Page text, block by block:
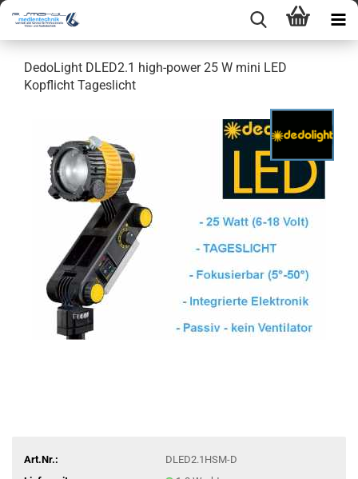
DedoLight DLED2.1 high-power 25 W mini LED
Kopflicht Tageslicht
Art.Nr.:
DLED2.1HSM-D